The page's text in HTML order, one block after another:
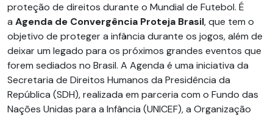
proteção de direitos durante o Mundial de Futebol. É
a Agenda de Convergência Proteja Brasil, que tem o
objetivo de proteger a infância durante os jogos, além de
deixar um legado para os próximos grandes eventos que
forem sediados no Brasil. A Agenda é uma iniciativa da
Secretaria de Direitos Humanos da Presidência da
República (SDH), realizada em parceria com o Fundo das
Nações Unidas para a Infância (UNICEF), a Organização